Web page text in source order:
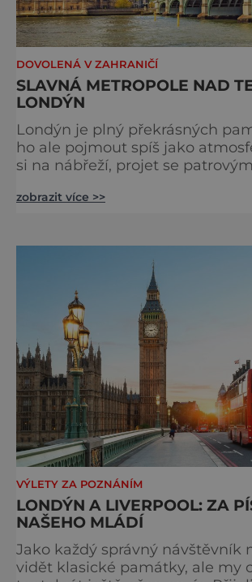
DOVOLENÁ V ZAHRANIČÍ
SLAVNÁ METROPOLE NAD
LONDÝN
Londýn je plný překrásných
ho ale pojmout spíš jako
si na nábřeží, projet se
Beatles nebo třeba samotný
kontinentech. Kdo tady nikdy
překvapí, kol
zobrazit více >>
VÝLETY ZA POZNÁNÍM
LONDÝN A LIVERPOOL: ZA
NAŠEHO MLÁDÍ
Jako každý správný návštěvník
vidět klasické památky, ale my